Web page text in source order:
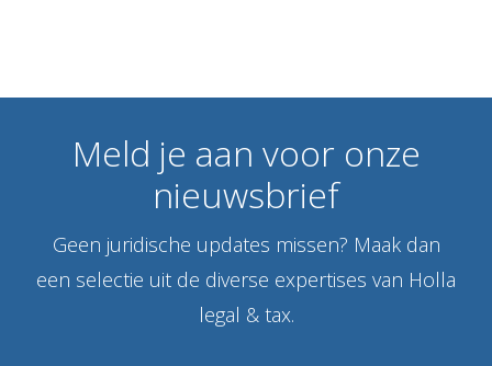
Meld je aan voor onze
nieuwsbrief
Geen juridische updates missen? Maak dan
een selectie uit de diverse expertises van Holla
legal & tax.